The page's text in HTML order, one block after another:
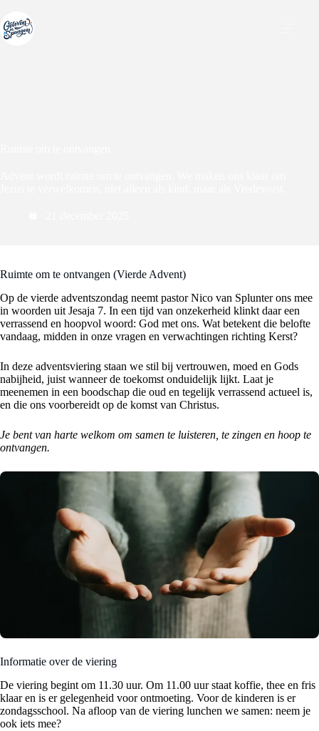
naar
de
Ruimte om te ontvangen (Vierde Advent)
Op de vierde adventszondag neemt pastor Nico van Splunter ons mee
in woorden uit Jesaja 7. In een tijd van onzekerheid klinkt daar een
verrassend en hoopvol woord: God met ons. Wat betekent die belofte
vandaag, midden in onze vragen en verwachtingen richting Kerst?
In deze adventsviering staan we stil bij vertrouwen, moed en Gods
nabijheid, juist wanneer de toekomst onduidelijk lijkt. Laat je
meenemen in een boodschap die oud en tegelijk verrassend actueel is,
en die ons voorbereidt op de komst van Christus.
Je bent van harte welkom om samen te luisteren, te zingen en hoop te
ontvangen.
Informatie over de viering
De viering begint om 11.30 uur. Om 11.00 uur staat koffie, thee en fris
klaar en is er gelegenheid voor ontmoeting. Voor de kinderen is er
zondagsschool. Na afloop van de viering lunchen we samen: neem je
ook iets mee?